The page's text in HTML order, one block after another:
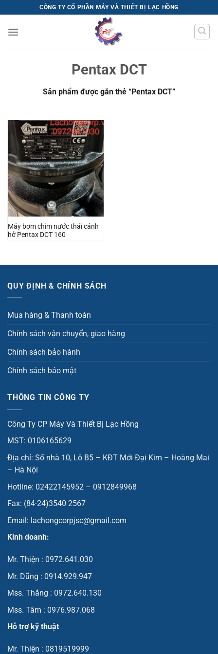
qua
nội
CÔNG TY CỔ PHẦN MÁY VÀ THIẾT BỊ LẠC HỒNG
Pentax DCT
Sản phẩm được gắn thẻ “Pentax DCT”
Máy bơm chìm nước thải cánh
hở Pentax DCT 160
QUY ĐỊNH & CHÍNH SÁCH
Mua hàng & Thanh toán
Chính sách vận chuyển, giao hàng
Chính sách bảo hành
Chính sách bảo mật
THÔNG TIN CÔNG TY
Công Ty CP Máy Và Thiết Bị Lạc Hồng
MST: 0106165629
Địa chỉ: Số nhà 10, Lô B5 – KĐT Mới Đại Kim – Hoàng Mai
– Hà Nội
Hotline: 02422145952 – 0912849968
Fax: (84-24)3540 2567
Email: lachongcorpjsc@gmail.com
Kinh doanh:
Mr. Thiện : 0972.641.030
Mr. Dũng : 0914.929.947
Mss. Thắng : 0972.640.130
Mss. Tâm : 0976.987.068
Hỗ trợ kỹ thuật
Mr. Thiện : 0819519999